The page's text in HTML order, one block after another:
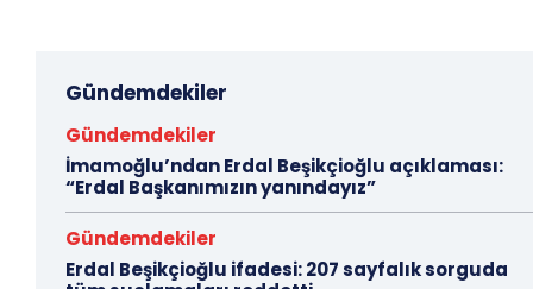
Gündemdekiler
Gündemdekiler
İmamoğlu’ndan Erdal Beşikçioğlu açıklaması:
“Erdal Başkanımızın yanındayız”
Gündemdekiler
Erdal Beşikçioğlu ifadesi: 207 sayfalık sorguda